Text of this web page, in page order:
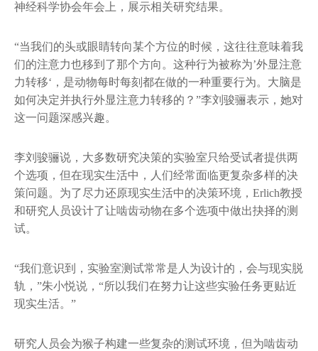
神经科学协会年会上，展示相关研究结果。
“当我们的头或眼睛转向某个方位的时候，这往往意味着我
们的注意力也移到了那个方向。这种行为被称为’外显注意
力转移‘，是动物每时每刻都在做的一种重要行为。大脑是
如何决定并执行外显注意力转移的？”李刘骏骊表示，她对
这一问题深感兴趣。
李刘骏骊说，大多数研究决策的实验室只给受试者提供两
个选项，但在现实生活中，人们经常面临更复杂多样的决
策问题。为了尽力还原现实生活中的决策环境，Erlich教授
和研究人员设计了让啮齿动物在多个选项中做出抉择的测
试。
“我们意识到，实验室测试常常是人为设计的，会与现实脱
轨，”朱小悦说，“所以我们在努力让这些实验任务更贴近
现实生活。”
研究人员会为猴子构建一些复杂的测试环境，但为啮齿动